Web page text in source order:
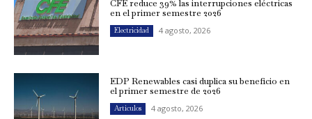
CFE reduce 39% las interrupciones eléctricas
en el primer semestre 2026
Electricidad 4 agosto, 2026
EDP Renewables casi duplica su beneficio en
el primer semestre de 2026
Artículos 4 agosto, 2026